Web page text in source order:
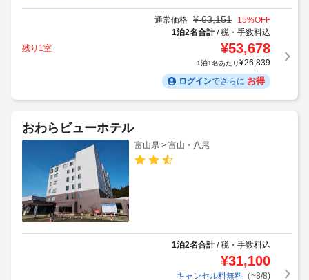
通常価格 ¥ 63,151 15%OFF
1泊2名合計/税・手数料込
残り1室
¥53,678
1泊1名あたり¥26,839
ログインでさらに お得
おわらビューホテル
富山県 > 富山・八尾
1泊2名合計/税・手数料込
¥31,100
キャンセル料無料（~8/8)